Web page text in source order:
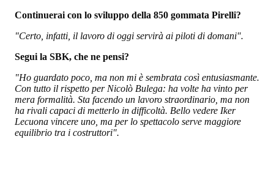
Continuerai con lo sviluppo della 850 gommata Pirelli?
"Certo, infatti, il lavoro di oggi servirà ai piloti di domani".
Segui la SBK, che ne pensi?
"Ho guardato poco, ma non mi è sembrata così entusiasmante.
Con tutto il rispetto per Nicolò Bulega: ha volte ha vinto per
mera formalità. Sta facendo un lavoro straordinario, ma non
ha rivali capaci di metterlo in difficoltà. Bello vedere Iker
Lecuona vincere uno, ma per lo spettacolo serve maggiore
equilibrio tra i costruttori".